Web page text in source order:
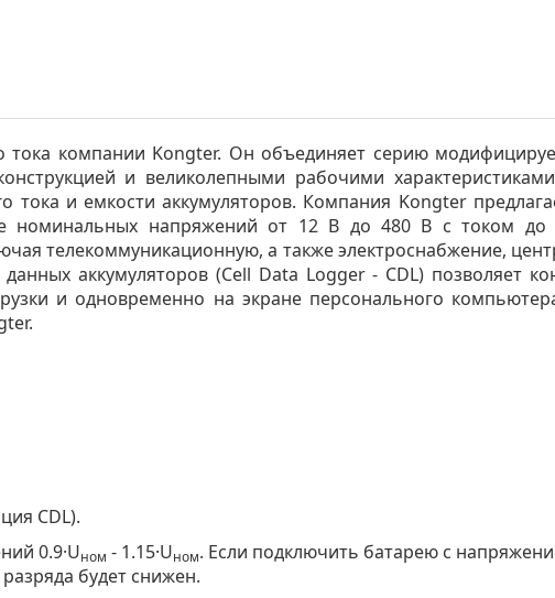
тока компании Kongter. Он объединяет серию
и великолепными рабочими
тока и емкости аккумуляторов. Компания Kongter
номинальных напряжений от 12 В до 480 В с током до
телекоммуникационную, а также электроснабжение,
аккумуляторов (Cell Data Logger - CDL) позволяет
и одновременно на экране персонального
CDL).
0.9·Uном - 1.15·Uном. Если подключить батарею с
будет снижен.